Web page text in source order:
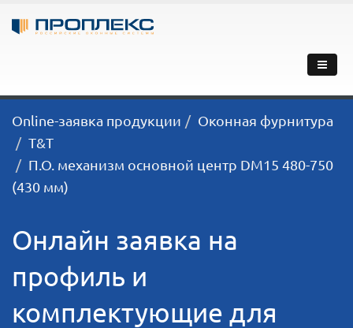
Online-заявка продукции
Оконная фурнитура
T&T
П.О. механизм основной центр DM15 480-750
(430 мм)
Онлайн заявка на
профиль и
комплектующие для